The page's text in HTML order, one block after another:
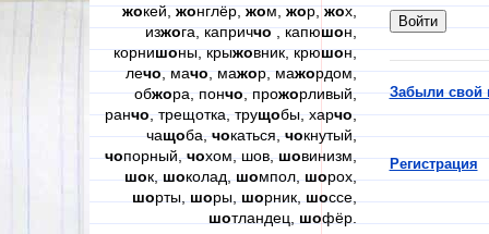
жокей,жонглёр,жом,жор,жох,
изжога, каприччо, капюшон,
корнишоны, крыжовник, крюшон,
лечо, мачо, мажор, мажордом,
обжора, пончо, прожорливый,
ранчо, трещотка, трущобы, харчо,
чащоба,чокаться,чокнутый,
чопорный,чохом, шов,шовинизм,
шок,шоколад,шомпол,шорох,
шорты, шоры, шорник, шоссе,
шотландец, шофёр.
Забыли свой
Регистрация